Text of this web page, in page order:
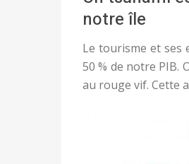
notre île
Le tourisme et ses
50 % de notre PIB.
au rouge vif. Cette